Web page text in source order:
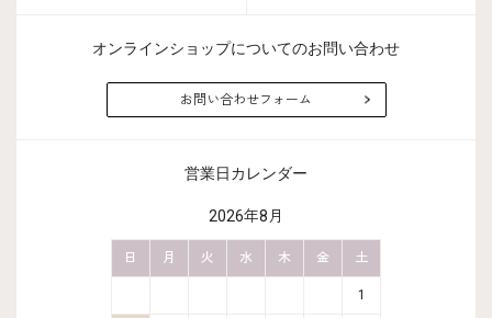
オンラインショップについてのお問い合わせ
お問い合わせフォーム
営業日カレンダー
2026年8月
日 月 火 水 木 金 土
1